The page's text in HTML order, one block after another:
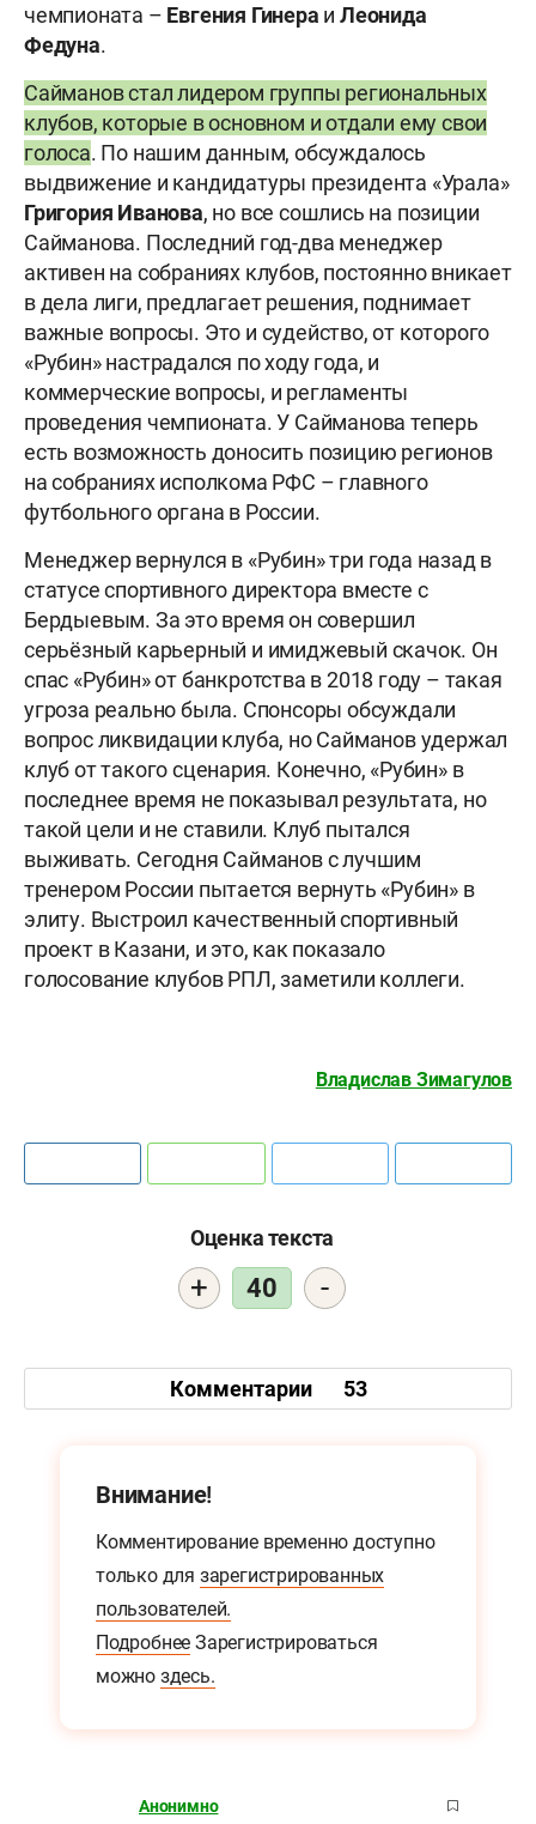
чемпионата – Евгения Гинера иЛеонида
Федуна.
Сайманов стал лидером группы региональных
клубов, которые в основном и отдали ему свои
голоса. По нашим данным, обсуждалось
выдвижение и кандидатуры президента «Урала»
Григория Иванова, но все сошлись на позиции
Сайманова. Последний год-два менеджер
активен на собраниях клубов, постоянно вникает
в дела лиги, предлагает решения, поднимает
важные вопросы. Это и судейство, от которого
«Рубин» настрадался по ходу года, и
коммерческие вопросы, и регламенты
проведения чемпионата. У Сайманова теперь
есть возможность доносить позицию регионов
на собраниях исполкома РФС – главного
футбольного органа в России.
Менеджер вернулся в «Рубин» три года назад в
статусе спортивного директора вместе с
Бердыевым. За это время он совершил
серьёзный карьерный и имиджевый скачок. Он
спас «Рубин» от банкротства в 2018 году – такая
угроза реально была. Спонсоры обсуждали
вопрос ликвидации клуба, но Сайманов удержал
клуб от такого сценария. Конечно, «Рубин» в
последнее время не показывал результата, но
такой цели и не ставили. Клуб пытался
выживать. Сегодня Сайманов с лучшим
тренером России пытается вернуть «Рубин» в
элиту. Выстроил качественный спортивный
проект в Казани, и это, как показало
голосование клубов РПЛ, заметили коллеги.
Владислав Зимагулов
Оценка текста
+ 40 -
Комментарии 53
Внимание!
Комментирование временно доступно
только для зарегистрированных
пользователей.
Подробнее Зарегистрироваться
можно здесь.
Анонимно